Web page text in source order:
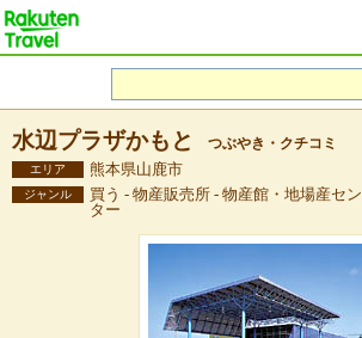
水辺プラザかもと つぶやき・クチコミ
エリア 熊本県山鹿市
ジャンル
買う - 物産販売所 - 物産館・地場産セン
ター